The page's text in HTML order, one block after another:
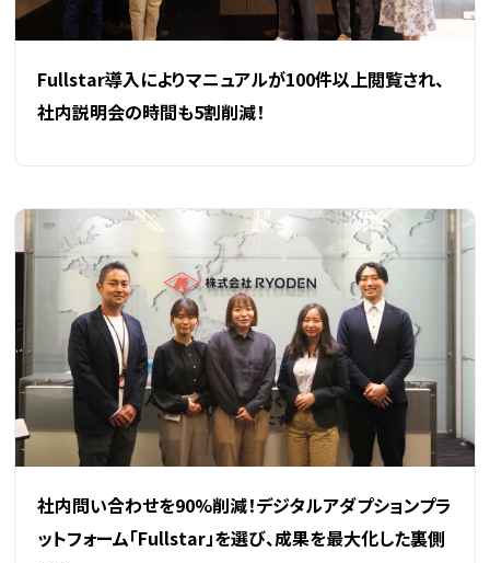
Fullstar導入によりマニュアルが100件以上閲覧され、
社内説明会の時間も5割削減！
社内問い合わせを90%削減！デジタルアダプションプラ
ットフォーム「Fullstar」を選び、成果を最大化した裏側